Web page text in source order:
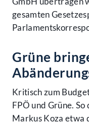
gesamten
Grüne
Kritisch zum
FPÖ und Grüne.
Markus Koza etwa